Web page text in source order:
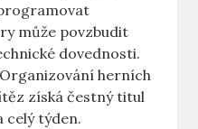
může povzbudit
dovednosti.
Organizování⁣ herních
získá čestný titul⁢
celý týden.